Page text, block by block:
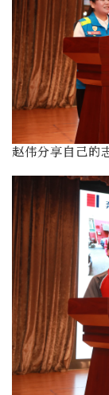
赵伟分享自己的